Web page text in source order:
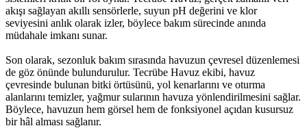
akışı sağlayan akıllı sensörlerle, suyun pH değerini ve klor
seviyesini anlık olarak izler, böylece bakım sürecinde anında
müdahale imkanı sunar.
Son olarak, sezonluk bakım sırasında havuzun çevresel düzenlemesi
de göz önünde bulundurulur. Tecrübe Havuz ekibi, havuz
çevresinde bulunan bitki örtüsünü, yol kenarlarını ve oturma
alanlarını temizler, yağmur sularının havuza yönlendirilmesini sağlar.
Böylece, havuzun hem görsel hem de fonksiyonel açıdan kusursuz
bir hâl alması sağlanır.